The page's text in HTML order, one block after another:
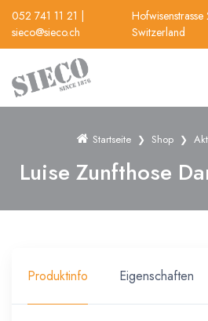
052 741 11 21
sieco@sieco.ch
Switzerland
Startseite Shop
Luise Zunfthose
Produktinfo Eigenschaften